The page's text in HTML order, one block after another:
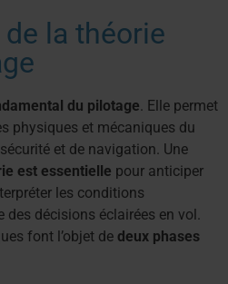
la théorie
du pilotage. Elle permet
physiques et mécaniques du
et de navigation. Une
est essentielle pour anticiper
les conditions
des décisions éclairées en vol.
font l’objet de deux phases